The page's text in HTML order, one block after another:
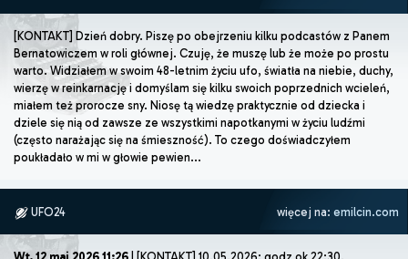
[KONTAKT] Dzień dobry. Piszę po obejrzeniu kilku podcastów z Panem
Bernatowiczem w roli głównej. Czuję, że muszę lub że może po prostu
warto. Widziałem w swoim 48-letnim życiu ufo, światła na niebie, duchy,
wierzę w reinkarnację i domyślam się kilku swoich poprzednich wcieleń,
miałem też prorocze sny. Niosę tą wiedzę praktycznie od dziecka i
dziele się nią od zawsze ze wszystkimi napotkanymi w życiu ludźmi
(często narażając się na śmieszność). To czego doświadczyłem
poukładało w mi w głowie pewien...
UFO24 więcej na: emilcin.com